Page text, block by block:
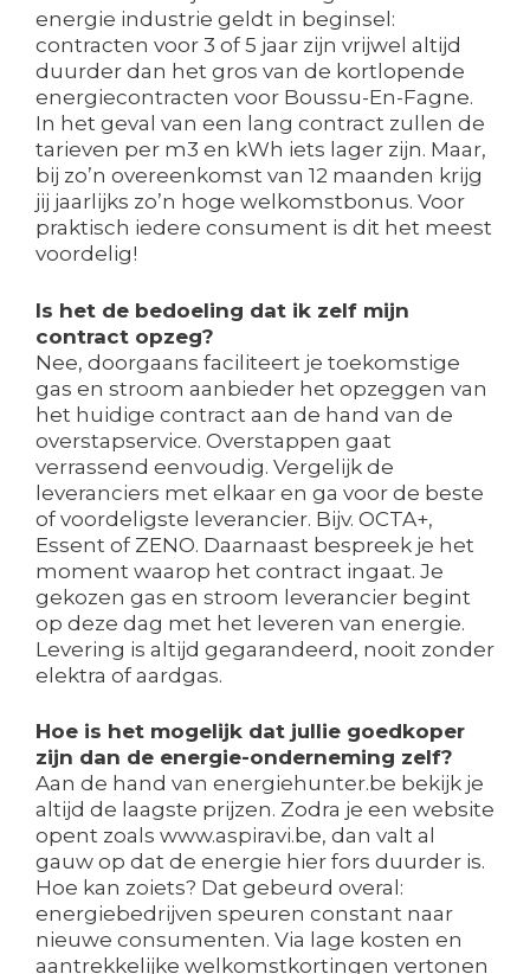
energie industrie geldt in beginsel:
contracten voor 3 of 5 jaar zijn vrijwel altijd
duurder dan het gros van de kortlopende
energiecontracten voor Boussu-En-Fagne.
In het geval van een lang contract zullen de
tarieven per m3 en kWh iets lager zijn. Maar,
bij zo’n overeenkomst van 12 maanden krijg
jij jaarlijks zo’n hoge welkomstbonus. Voor
praktisch iedere consument is dit het meest
voordelig!
Is het de bedoeling dat ik zelf mijn
contract opzeg?
Nee, doorgaans faciliteert je toekomstige
gas en stroom aanbieder het opzeggen van
het huidige contract aan de hand van de
overstapservice. Overstappen gaat
verrassend eenvoudig. Vergelijk de
leveranciers met elkaar en ga voor de beste
of voordeligste leverancier. Bijv. OCTA+,
Essent of ZENO. Daarnaast bespreek je het
moment waarop het contract ingaat. Je
gekozen gas en stroom leverancier begint
op deze dag met het leveren van energie.
Levering is altijd gegarandeerd, nooit zonder
elektra of aardgas.
Hoe is het mogelijk dat jullie goedkoper
zijn dan de energie-onderneming zelf?
Aan de hand van energiehunter.be bekijk je
altijd de laagste prijzen. Zodra je een website
opent zoals www.aspiravi.be, dan valt al
gauw op dat de energie hier fors duurder is.
Hoe kan zoiets? Dat gebeurd overal:
energiebedrijven speuren constant naar
nieuwe consumenten. Via lage kosten en
aantrekkelijke welkomstkortingen vertonen